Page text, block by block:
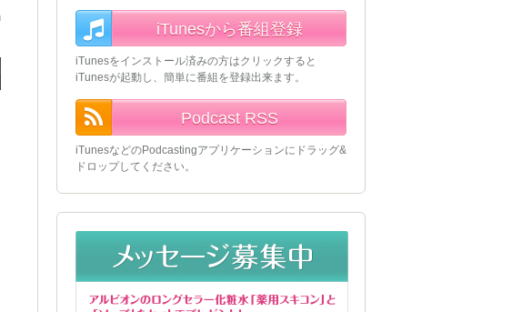
iTunesから番組登録
iTunesをインストール済みの方はクリックすると
iTunesが起動し、簡単に番組を登録出来ます。
Podcast RSS
iTunesなどのPodcastingアプリケーションにドラッグ&
ドロップしてください。